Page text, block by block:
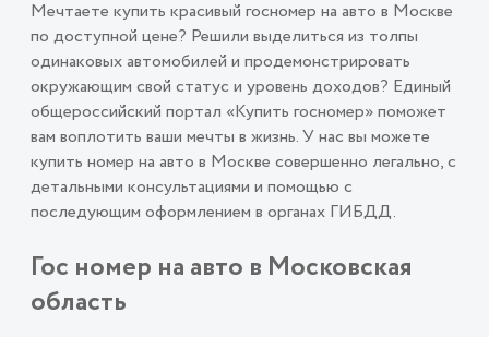
Мечтаете купить красивый госномер на авто в Москве
по доступной цене? Решили выделиться из толпы
одинаковых автомобилей и продемонстрировать
окружающим свой статус и уровень доходов? Единый
общероссийский портал «Купить госномер» поможет
вам воплотить ваши мечты в жизнь. У нас вы можете
купить номер на авто в Москве совершенно легально, с
детальными консультациями и помощью с
последующим оформлением в органах ГИБДД.
Гос номер на авто в Московская
область